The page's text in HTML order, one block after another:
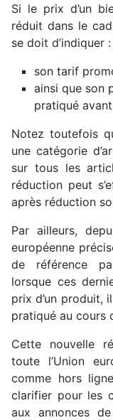
Si le prix d’un
réduit dans le
se doit d’indiquer :
son tarif
ainsi que son
pratiqué
Notez toutefois
une catégorie
sur tous les
réduction peut
après réduction
Par ailleurs,
européenne
de référence
lorsque ces
prix d’un produit,
pratiqué au cours
Cette nouvelle
toute l’Union
comme hors
clarifier pour les
aux annonces